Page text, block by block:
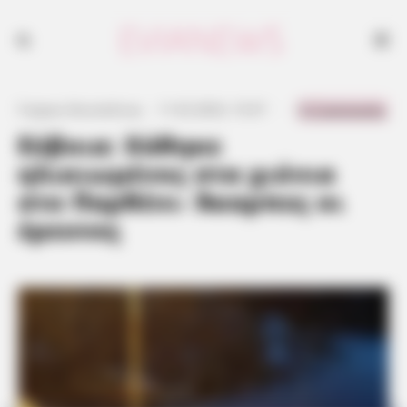
Εύβοια: Χάθηκε
ηλικιωμένος στα χιόνια
στο Παρθένι- Άκαρπες οι
έρευνες